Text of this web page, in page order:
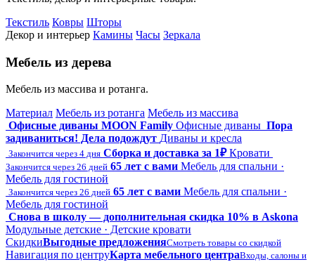
Текстиль Ковры Шторы
Декор и интерьер Камины Часы Зеркала
Мебель из дерева
Мебель из массива и ротанга.
Материал Мебель из ротанга Мебель из массива
Офисные диваны MOON Family Офисные диваны Пора
задиваниться! Дела подождут Диваны и кресла
Закончится через 4 дня Сборка и доставка за 1₽ Кровати
Закончится через 26 дней 65 лет с вами Мебель для спальни ·
Мебель для гостиной
Закончится через 26 дней 65 лет с вами Мебель для спальни ·
Мебель для гостиной
Снова в школу — дополнительная скидка 10% в Askona
Модульные детские · Детские кровати
СкидкиВыгодные предложенияСмотреть товары со скидкой
Навигация по центруКарта мебельного центраВходы, салоны и